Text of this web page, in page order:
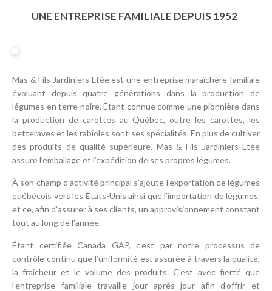
UNE ENTREPRISE FAMILIALE DEPUIS 1952
Mas & Fils Jardiniers Ltée est une entreprise maraîchère familiale
évoluant depuis quatre générations dans la production de
légumes en terre noire. Étant connue comme une pionnière dans
la production de carottes au Québec, outre les carottes, les
betteraves et les rabioles sont ses spécialités. En plus de cultiver
des produits de qualité supérieure, Mas & Fils Jardiniers Ltée
assure l’emballage et l’expédition de ses propres légumes.
À son champ d’activité principal s’ajoute l’exportation de légumes
québécois vers les États-Unis ainsi que l’importation de légumes,
et ce, afin d’assurer à ses clients, un approvisionnement constant
tout au long de l’année.
Étant certifiée Canada GAP, c’est par notre processus de
contrôle continu que l’uniformité est assurée à travers la qualité,
la fraîcheur et le volume des produits. C’est avec fierté que
l’entreprise familiale travaille jour après jour afin d’offrir et